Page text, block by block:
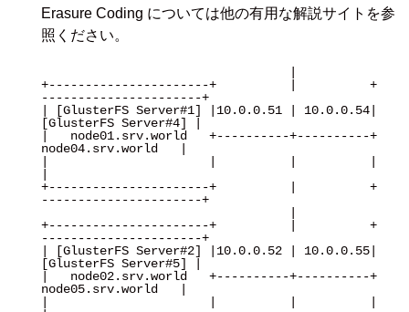
Erasure Coding については他の有用な解説サイトを参
照ください。
+----------------------+          |          +
----------------------+
| [GlusterFS Server#1] |10.0.0.51 | 10.0.0.54|
[GlusterFS Server#4] |
|   node01.srv.world   +----------+----------+
node04.srv.world   |
+----------------------+          |          +
----------------------+
+----------------------+          |          +
----------------------+
| [GlusterFS Server#2] |10.0.0.52 | 10.0.0.55|
[GlusterFS Server#5] |
|   node02.srv.world   +----------+----------+
node05.srv.world   |